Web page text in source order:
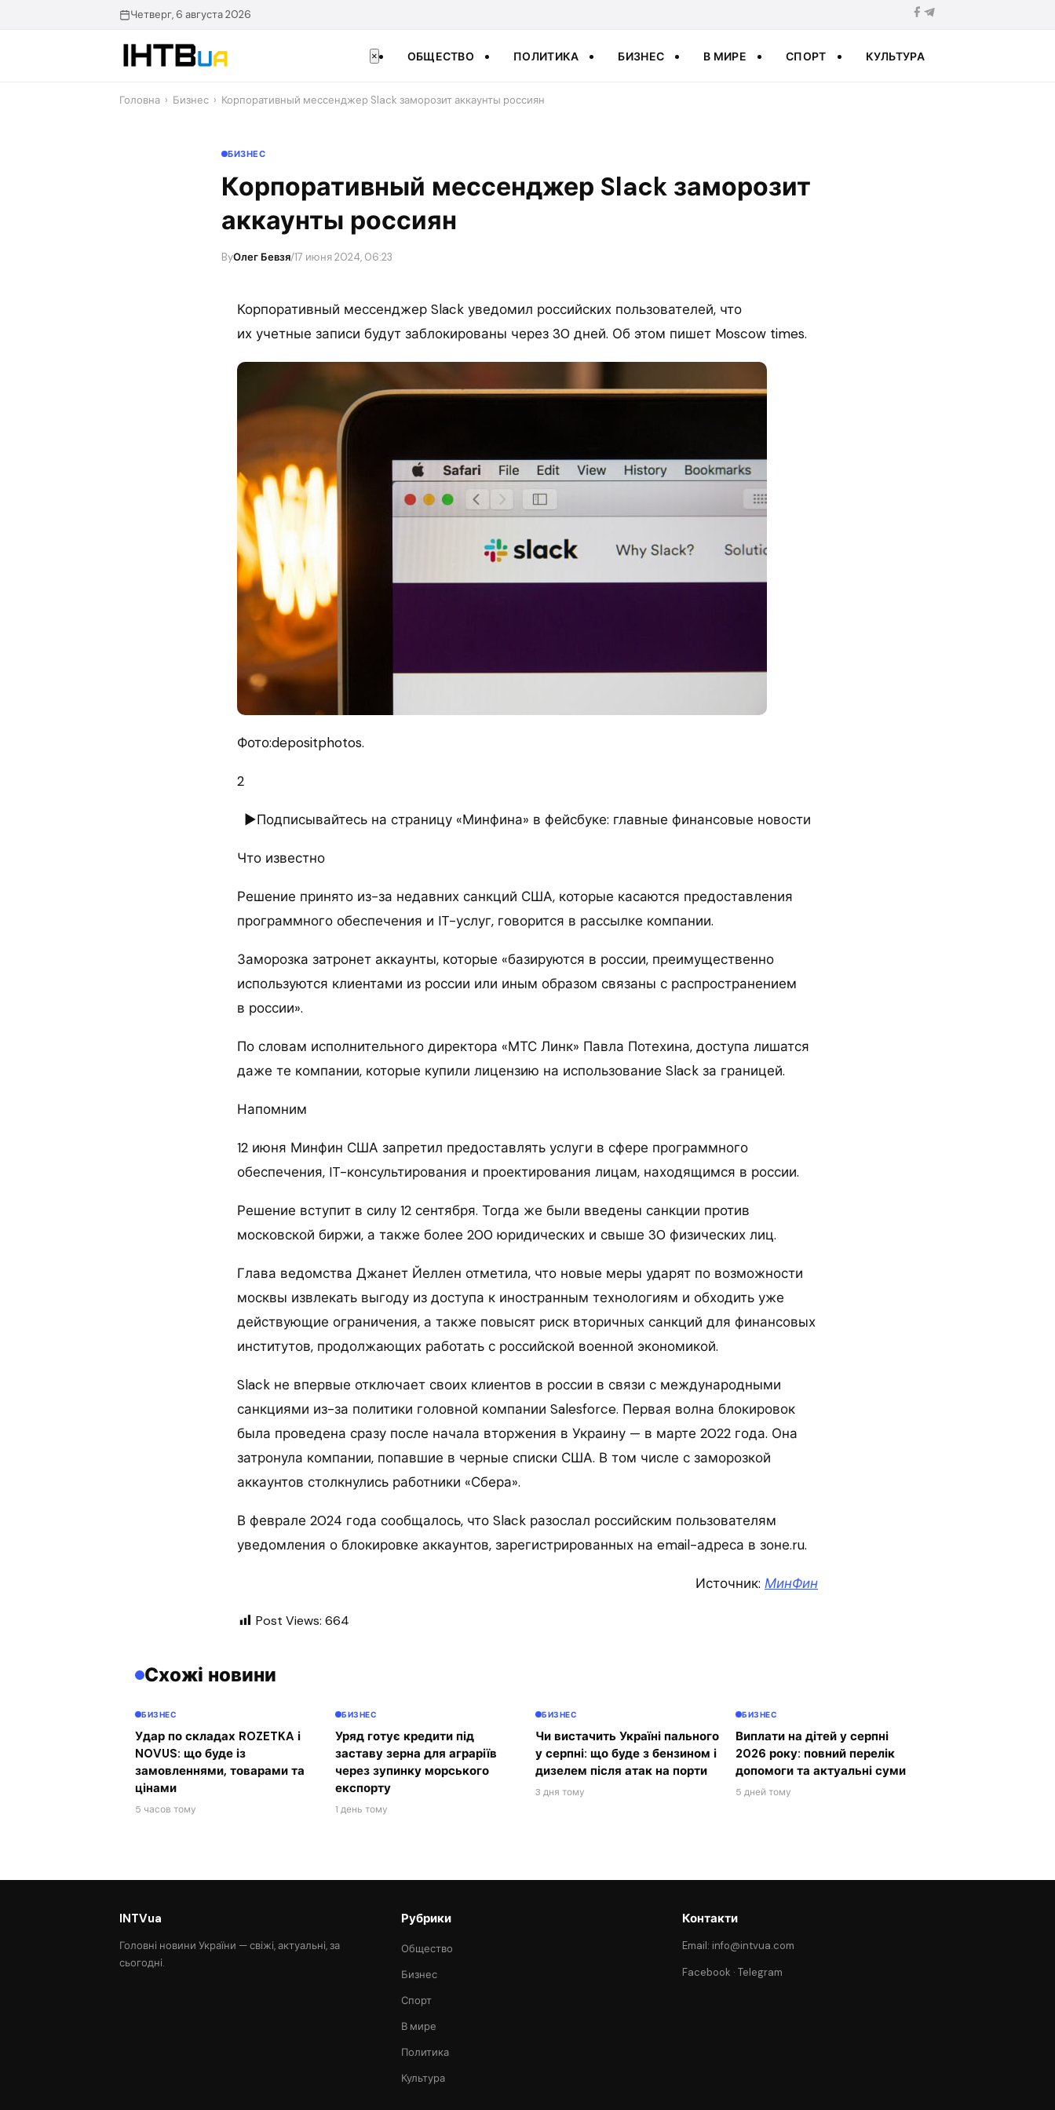
Четверг, 6 августа 2026
× ОБЩЕСТВО ПОЛИТИКА БИЗНЕС В МИРЕ СПОРТ КУЛЬТУРА
Головна › Бизнес › Корпоративный мессенджер Slack заморозит аккаунты россиян
БИЗНЕС
Корпоративный мессенджер Slack заморозит
аккаунты россиян
ByОлег Бевзя/17 июня 2024, 06:23
Корпоративный мессенджер Slack уведомил российских пользователей, что
их учетные записи будут заблокированы через 30 дней. Об этом пишет Moscow times.
Фото:depositphotos.
2
►Подписывайтесь на страницу «Минфина» в фейсбуке: главные финансовые новости
Что известно
Решение принято из-за недавних санкций США, которые касаются предоставления
программного обеспечения и IT-услуг, говорится в рассылке компании.
Заморозка затронет аккаунты, которые «базируются в россии, преимущественно
используются клиентами из россии или иным образом связаны с распространением
в россии».
По словам исполнительного директора «МТС Линк» Павла Потехина, доступа лишатся
даже те компании, которые купили лицензию на использование Slack за границей.
Напомним
12 июня Минфин США запретил предоставлять услуги в сфере программного
обеспечения, IT-консультирования и проектирования лицам, находящимся в россии.
Решение вступит в силу 12 сентября. Тогда же были введены санкции против
московской биржи, а также более 200 юридических и свыше 30 физических лиц.
Глава ведомства Джанет Йеллен отметила, что новые меры ударят по возможности
москвы извлекать выгоду из доступа к иностранным технологиям и обходить уже
действующие ограничения, а также повысят риск вторичных санкций для финансовых
институтов, продолжающих работать с российской военной экономикой.
Slack не впервые отключает своих клиентов в россии в связи с международными
санкциями из-за политики головной компании Salesforce. Первая волна блокировок
была проведена сразу после начала вторжения в Украину — в марте 2022 года. Она
затронула компании, попавшие в черные списки США. В том числе с заморозкой
аккаунтов столкнулись работники «Сбера».
В феврале 2024 года сообщалось, что Slack разослал российским пользователям
уведомления о блокировке аккаунтов, зарегистрированных на email-адреса в зоне.ru.
Источник: МинФин
Post Views: 664
Схожі новини
БИЗНЕС
Удар по складах ROZETKA і
NOVUS: що буде із
замовленнями, товарами та
цінами
5 часов тому
БИЗНЕС
Уряд готує кредити під
заставу зерна для аграріїв
через зупинку морського
експорту
1 день тому
БИЗНЕС
Чи вистачить Україні пального
у серпні: що буде з бензином і
дизелем після атак на порти
3 дня тому
БИЗНЕС
Виплати на дітей у серпні
2026 року: повний перелік
допомоги та актуальні суми
5 дней тому
INTVua
Головні новини України — свіжі, актуальні, за
сьогодні.
Рубрики
Общество
Бизнес
Спорт
В мире
Политика
Культура
Контакти
Email: info@intvua.com
Facebook ·Telegram